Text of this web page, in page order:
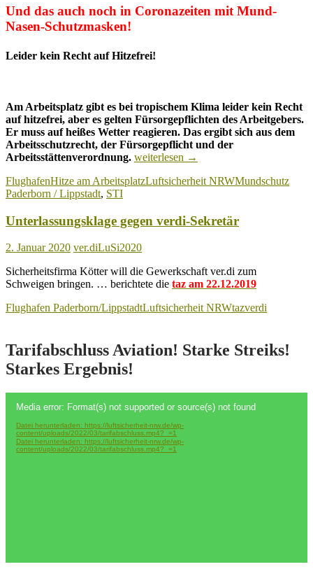
Und das auch noch in Coronazeiten mit Mund-
Nasen-Schutzmasken!
Leider kein Recht auf Hitzefrei!
Am Arbeitsplatz gibt es bei tropischem Klima leider kein Recht
auf hitzefrei, aber es gelten Fürsorgepflichten des Arbeitgebers.
Er muss auf heißes Wetter reagieren. Das ergibt sich aus dem
Arbeitsschutzrecht, der Fürsorgepflicht und der
Arbeitsstättenverordnung. Arbeitsschutz
Hitze
weiterlesen →
FlughafenHitze am ArbeitsplatzLuftsicherheit NRWMundschutz
Paderborn / Lippstadt, STI
Unterlassungsklage gegen verdi-Sekretär
2. Januar 2020 ver.diLuSi2020
Sicherheitsfirma Kötter will die Gewerkschaft ver.di zum
Schweigen bringen. … berichtete die taz am 22.12.2019
Flughafen Paderborn/LippstadtLuftsicherheit NRWtazverdi
Tarifabschluss Aviation! Starke Streiks!
Starkes Ergebnis!
Player
Media error: Format(s) not supported or source(s) not found
Datei herunterladen: https://luftsicherheit-nrw.de/wp-
content/uploads/2022/03/tarifabschluss.mp4?_=1
Datei herunterladen: https://luftsicherheit-nrw.de/wp-
content/uploads/2022/03/tarifabschluss.mp4?_=1